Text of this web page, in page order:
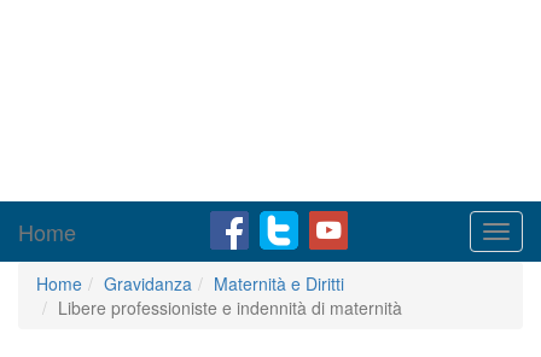
Home
Home Gravidanza
Maternità e Diritti
Libere professioniste e indennità di maternità